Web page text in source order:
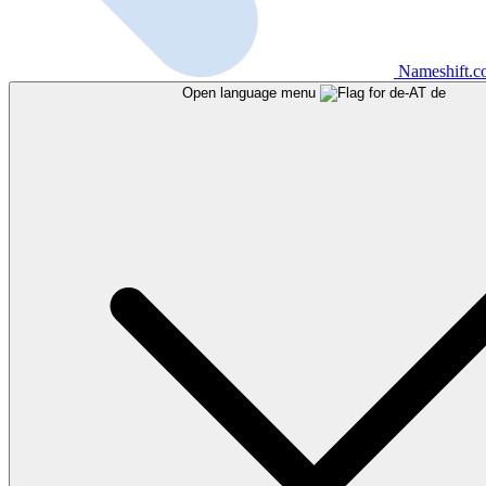
Open language menu de